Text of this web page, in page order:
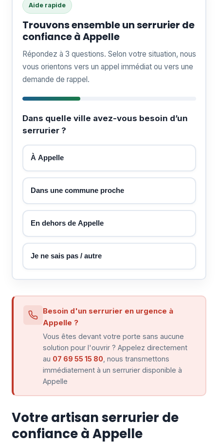
Aide rapide
Trouvons ensemble un serrurier de
confiance à Appelle
Répondez à 3 questions. Selon votre situation, nous
vous orientons vers un appel immédiat ou vers une
demande de rappel.
Dans quelle ville avez-vous besoin d’un
serrurier ?
À Appelle
Dans une commune proche
En dehors de Appelle
Je ne sais pas / autre
Besoin d'un serrurier en urgence à
Appelle ?
Vous êtes devant votre porte sans aucune
solution pour l'ouvrir ? Appelez directement
au 07 69 55 15 80 , nous transmettons
immédiatement à un serrurier disponible à
Appelle
Votre artisan serrurier de
confiance à Appelle